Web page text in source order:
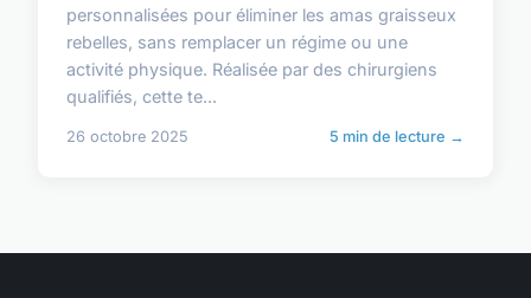
personnalisées pour éliminer les amas graisseux
rebelles, sans remplacer un régime ou une
activité physique. Réalisée par des chirurgiens
qualifiés, cette te...
26 octobre 2025 5 min de lecture →